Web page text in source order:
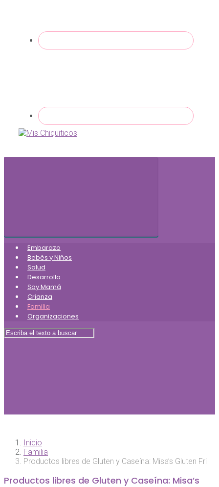
Embarazo
Bebés y Niños
Salud
Desarrollo
Soy Mamá
Crianza
Familia
Organizaciones
Inicio
Familia
Productos libres de Gluten y Caseína: Misa’s Gluten Fri
Productos libres de Gluten y Caseína: Misa’s